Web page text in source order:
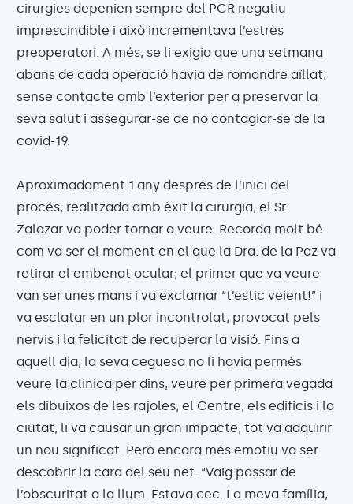
cirurgies depenien sempre del PCR negatiu
imprescindible i això incrementava l’estrès
preoperatori. A més, se li exigia que una setmana
abans de cada operació havia de romandre aïllat,
sense contacte amb l’exterior per a preservar la
seva salut i assegurar-se de no contagiar-se de la
covid-19.
Aproximadament 1 any després de l’inici del
procés, realitzada amb èxit la cirurgia, el Sr.
Zalazar va poder tornar a veure. Recorda molt bé
com va ser el moment en el que la Dra. de la Paz va
retirar el embenat ocular; el primer que va veure
van ser unes mans i va exclamar “t’estic veient!” i
va esclatar en un plor incontrolat, provocat pels
nervis i la felicitat de recuperar la visió. Fins a
aquell dia, la seva ceguesa no li havia permès
veure la clínica per dins, veure per primera vegada
els dibuixos de les rajoles, el Centre, els edificis i la
ciutat, li va causar un gran impacte; tot va adquirir
un nou significat. Però encara més emotiu va ser
descobrir la cara del seu net. “Vaig passar de
l’obscuritat a la llum. Estava cec. La meva família,